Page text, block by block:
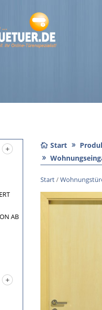
AB
Start
Start/